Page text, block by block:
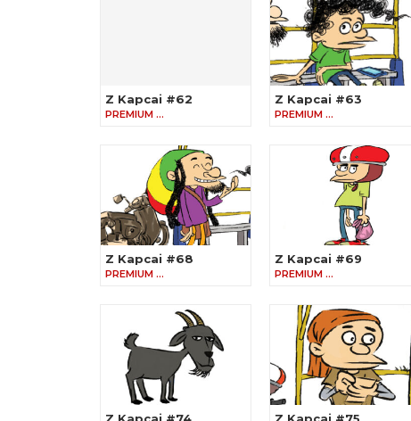
Z Kapcai #62
PREMIUM …
Z Kapcai #63
PREMIUM …
Z Kapcai #68
PREMIUM …
Z Kapcai #69
PREMIUM …